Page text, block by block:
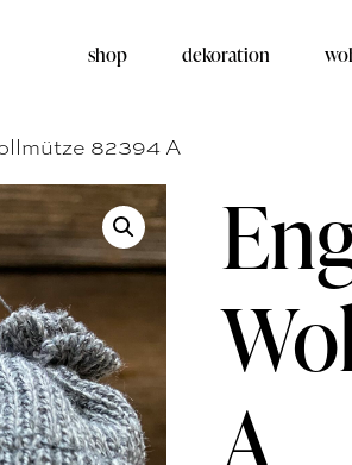
shop dekoration
82394 A
A